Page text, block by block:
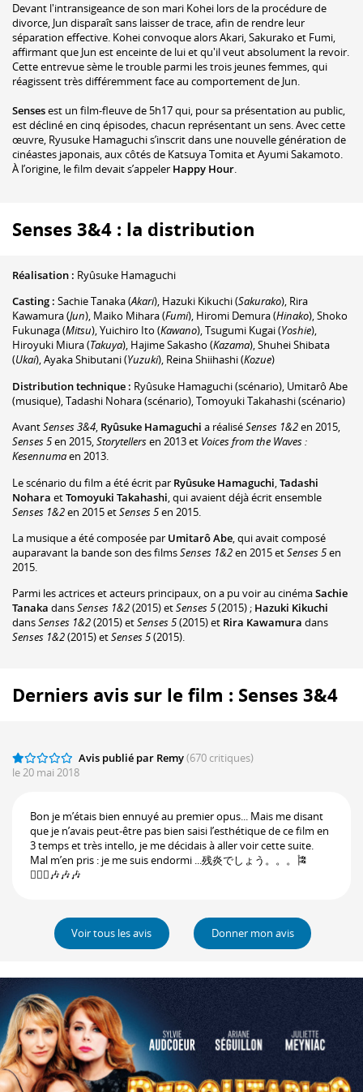
Devant l'intransigeance de son mari Kohei lors de la procédure de
divorce, Jun disparaît sans laisser de trace, afin de rendre leur
séparation effective. Kohei convoque alors Akari, Sakurako et Fumi,
affirmant que Jun est enceinte de lui et qu'il veut absolument la revoir.
Cette entrevue sème le trouble parmi les trois jeunes femmes, qui
réagissent très différemment face au comportement de Jun.
Sensesest un film-fleuve de 5h17 qui, pour sa présentation au public,
est décliné en cinq épisodes, chacun représentant un sens. Avec cette
œuvre, Ryusuke Hamaguchi s’inscrit dans une nouvelle génération de
cinéastes japonais, aux côtés de Katsuya Tomita et Ayumi Sakamoto.
À l’origine, le film devait s’appeler Happy Hour.
Senses 3&4 : la distribution
Réalisation : Ryûsuke Hamaguchi
Casting : Sachie Tanaka(Akari), Hazuki Kikuchi(Sakurako), Rira
Kawamura(Jun), Maiko Mihara(Fumi), Hiromi Demura(Hinako),Shoko
Fukunaga(Mitsu),Yuichiro Ito (Kawano),Tsugumi Kugai(Yoshie),
Hiroyuki Miura(Takuya), Hajime Sakasho (Kazama),Shuhei Shibata
(Ukai),Ayaka Shibutani(Yuzuki), Reina Shiihashi(Kozue)
Distribution technique : Ryûsuke Hamaguchi(scénario), Umitarô Abe
(musique),Tadashi Nohara(scénario),Tomoyuki Takahashi(scénario)
AvantSenses 3&4, Ryûsuke Hamaguchi a réaliséSenses 1&2en 2015,
Senses 5en 2015,Storytellersen 2013 et Voices from the Waves :
Kesennumaen 2013.
Le scénario du film a été écrit par Ryûsuke Hamaguchi,Tadashi
Nohara etTomoyuki Takahashi, qui avaient déjà écrit ensemble
Senses 1&2en 2015 etSenses 5en 2015.
La musique a été composée par Umitarô Abe, qui avait composé
auparavant la bande son des filmsSenses 1&2en 2015 etSenses 5en
2015.
Parmi les actrices et acteurs principaux, on a pu voir au cinémaSachie
Tanaka dansSenses 1&2(2015) etSenses 5(2015) ; Hazuki Kikuchi
dansSenses 1&2(2015) etSenses 5(2015) et Rira Kawamura dans
Senses 1&2(2015) etSenses 5(2015).
Derniers avis sur le film : Senses 3&4
Avis publié par Remy(670 critiques)
le 20 mai 2018
Bon je m’étais bien ennuyé au premier opus... Mais me disant
que je n’avais peut-être pas bien saisi l’esthétique de ce film en
3 temps et très intello, je me décidais à aller voir cette suite.
Mal m’en pris : je me suis endormi ...残炎でしょう。。。🎏
🧚🏽‍♀️🎶🎶🎶
Voir tous les avis Donner mon avis